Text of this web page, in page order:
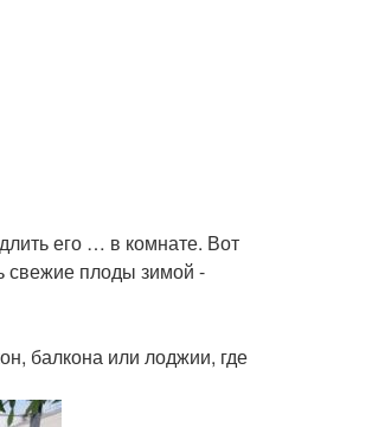
его … в комнате. Вот
свежие плоды зимой -
балкона или лоджии, где